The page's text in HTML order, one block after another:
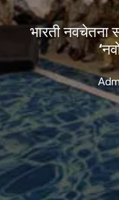
भारती नवचेतना